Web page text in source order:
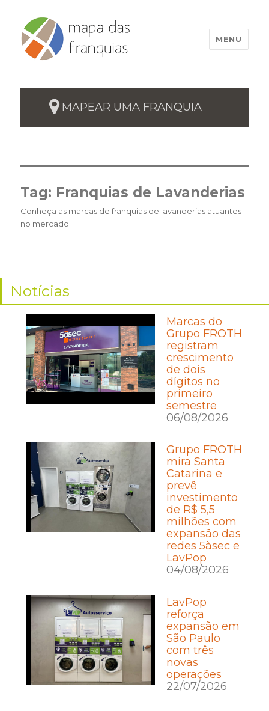
MENU
MAPEAR UMA FRANQUIA
Tag: Franquias de Lavanderias
Conheça as marcas de franquias de lavanderias atuantes
no mercado.
Notícias
Marcas do
Grupo FROTH
registram
crescimento
de dois
dígitos no
primeiro
semestre
06/08/2026
Grupo FROTH
mira Santa
Catarina e
prevê
investimento
de R$ 5,5
milhões com
expansão das
redes 5àsec e
LavPop
04/08/2026
LavPop
reforça
expansão em
São Paulo
com três
novas
operações
22/07/2026